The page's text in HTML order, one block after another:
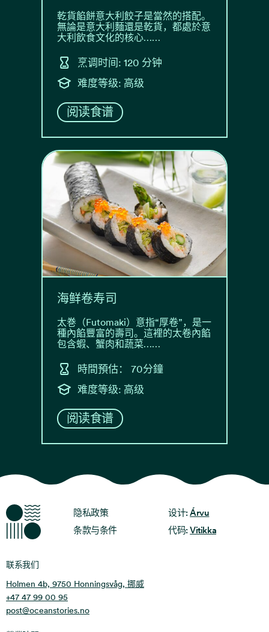
乾貨餡餅意大利餃子是當然的搭配。
無論是意大利麵還是乾貨，都處於意
大利飲食文化的核心……
烹调时间: 120 分钟
难度等级: 高级
阅读食谱
海鲜卷寿司
太巻（Futomaki）意指“厚卷”，是一
種內餡豐富的壽司。這裡的太卷內餡
包含蝦、蟹肉和蔬菜……
時間預估： 70分鐘
难度等级: 高级
阅读食谱
海洋故事
联系我们
Holmen 4b, 9750 Honningsvåg, 挪威
+47 47 99 00 95
post@oceanstories.no
隐私政策
条款与条件
设计:Árvu
代码:Vitikka